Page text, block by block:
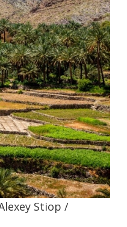
Stiop /